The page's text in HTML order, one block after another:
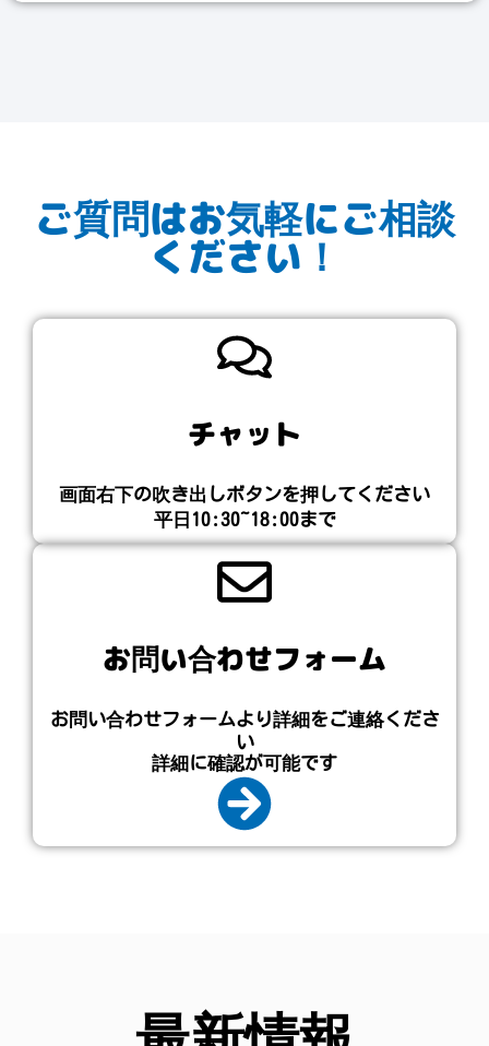
ご質問はお気軽にご相談
ください！
チャット
画面右下の吹き出しボタンを押してください​
平日10:30~18:00まで
お問い合わせフォーム
お問い合わせフォームより詳細をご連絡くださ
い
詳細に確認が可能です